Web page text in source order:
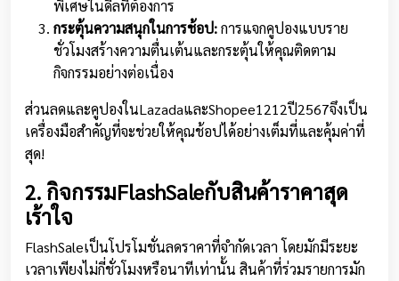
พิเศษในดีลที่ต้องการ
กระตุ้นความสนุกในการช้อป:การแจกคูปองแบบราย
ชั่วโมงสร้างความตื่นเต้นและกระตุ้นให้คุณติดตาม
กิจกรรมอย่างต่อเนื่อง
ส่วนลดและคูปองในLazadaและShopee1212ปี2567จึงเป็น
เครื่องมือสำคัญที่จะช่วยให้คุณช้อปได้อย่างเต็มที่และคุ้มค่าที่
สุด!
2. กิจกรรมFlashSaleกับสินค้าราคาสุด
เร้าใจ
FlashSaleเป็นโปรโมชั่นลดราคาที่จำกัดเวลา โดยมักมีระยะ
เวลาเพียงไม่กี่ชั่วโมงหรือนาทีเท่านั้น สินค้าที่ร่วมรายการมัก